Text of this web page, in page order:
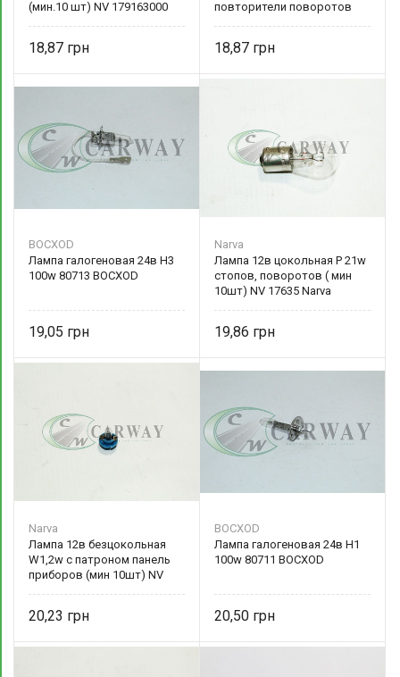
(мин.10 шт) NV 179163000
18,87
повторители поворотов
18,87
BOCXOD
Лампа галогеновая 24в Н3
100w 80713 BOCXOD
19,05
Narva
Лампа 12в цокольная P 21w
стопов, поворотов ( мин
10шт) NV 17635 Narva
19,86
Narva
Лампа 12в безцокольная
W1,2w с патроном панель
приборов (мин 10шт) NV
20,23
BOCXOD
Лампа галогеновая 24в Н1
100w 80711 BOCXOD
20,50